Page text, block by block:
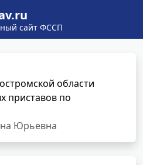
сайт ФССП
области
приставов по
Юрьевна